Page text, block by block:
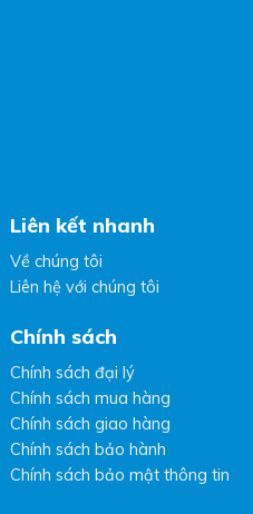
Liên kết nhanh
Về chúng tôi
Liên hệ với chúng tôi
Chính sách
Chính sách đại lý
Chính sách mua hàng
Chính sách giao hàng
Chính sách bảo hành
Chính sách bảo mật thông tin